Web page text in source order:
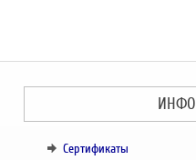
Сертификаты